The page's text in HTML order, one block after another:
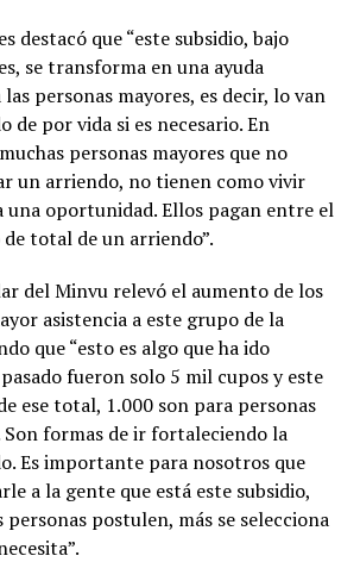
destacó que “este subsidio, bajo
se transforma en una ayuda
personas mayores, es decir, lo van
de por vida si es necesario. En
personas mayores que no
un arriendo, no tienen como vivir
una oportunidad. Ellos pagan entre el
total de un arriendo”.
del Minvu relevó el aumento de los
asistencia a este grupo de la
que “esto es algo que ha ido
fueron solo 5 mil cupos y este
ese total, 1.000 son para personas
Son formas de ir fortaleciendo la
Es importante para nosotros que
a la gente que está este subsidio,
postulen, más se selecciona